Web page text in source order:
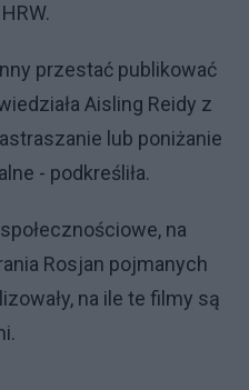
przestać publikować
Aisling Reidy z
lub poniżanie
- podkreśliła.
na
Rosjan pojmanych
na ile te filmy są